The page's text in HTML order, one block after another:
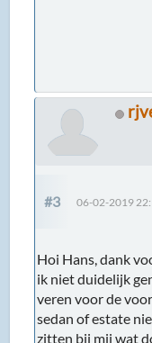
#3 06-02-2019
Hoi Hans, dank
ik niet duidelijk
veren voor de
sedan of estate
zitten bij mij wat